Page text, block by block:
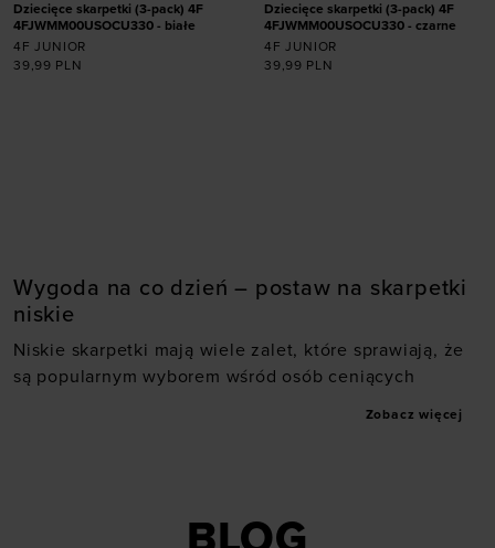
32-34 38-40
Dziecięce skarpetki (3-pack) 4F
4FJWMM00USOCU330 - białe
4F JUNIOR
39,99 PLN
32-34 38-40
Dziecięce skarpetki (3-pack) 4F
4FJWMM00USOCU330 - czarne
4F JUNIOR
39,99 PLN
Wygoda na co dzień – postaw na skarpetki
niskie
Niskie skarpetki mają wiele zalet, które sprawiają, że
są popularnym wyborem wśród osób ceniących
komfort i funkcjonalność. Przede wszystkim ich niska
połączeniu z krótkimi spodniami, spódnicami czy
Zobacz więcej